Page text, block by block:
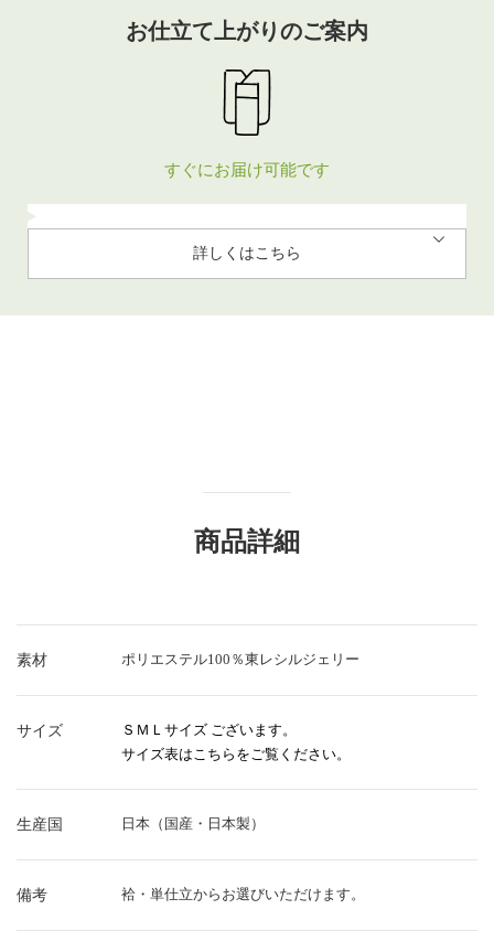
お仕立て上がりのご案内
すぐにお届け可能です
詳しくはこちら
商品詳細
素材 ポリエステル100％東レシルジェリー
サイズ
ＳＭＬサイズ ございます。
サイズ表はこちらをご覧ください。
生産国 日本（国産・日本製）
備考 袷・単仕立からお選びいただけます。